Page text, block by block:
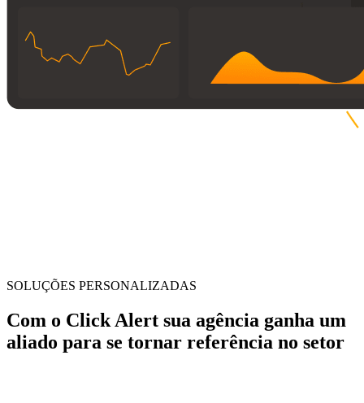
SOLUÇÕES PERSONALIZADAS
Com o Click Alert sua agência ganha um
aliado para se tornar referência no setor